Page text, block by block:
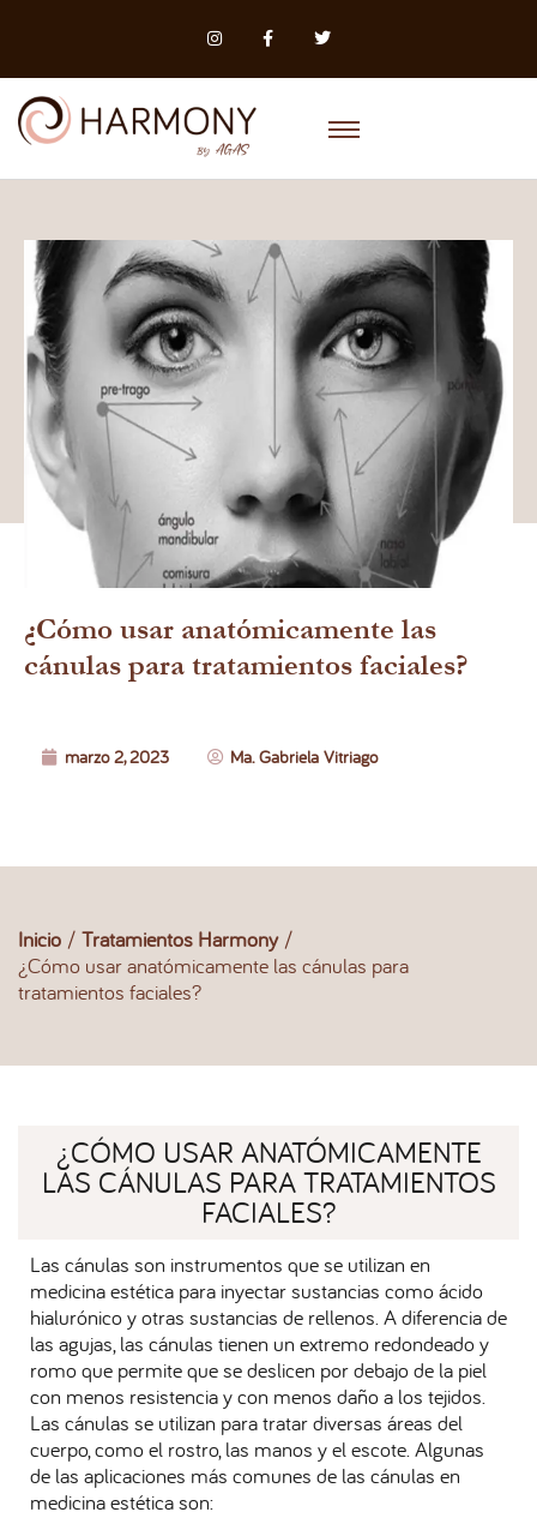
¿Cómo usar anatómicamente las
cánulas para tratamientos faciales?
marzo 2, 2023 Ma. Gabriela Vitriago
Inicio / Tratamientos Harmony /
¿Cómo usar anatómicamente las cánulas para
tratamientos faciales?
¿CÓMO USAR ANATÓMICAMENTE
LAS CÁNULAS PARA TRATAMIENTOS
FACIALES?
Las cánulas son instrumentos que se utilizan en
medicina estética para inyectar sustancias como ácido
hialurónico y otras sustancias de rellenos. A diferencia de
las agujas, las cánulas tienen un extremo redondeado y
romo que permite que se deslicen por debajo de la piel
con menos resistencia y con menos daño a los tejidos.
Las cánulas se utilizan para tratar diversas áreas del
cuerpo, como el rostro, las manos y el escote. Algunas
de las aplicaciones más comunes de las cánulas en
medicina estética son: